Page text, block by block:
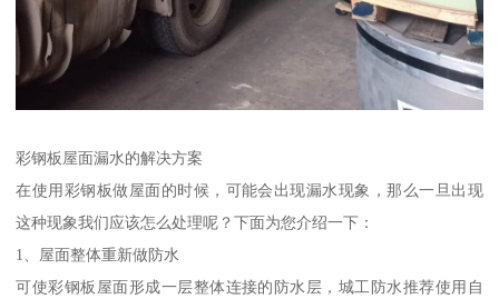
彩钢板屋面漏水的解决方案
在使用彩钢板做屋面的时候，可能会出现漏水现象，那么一旦出现
这种现象我们应该怎么处理呢？下面为您介绍一下：
1、屋面整体重新做防水
可使彩钢板屋面形成一层整体连接的防水层，城工防水推荐使用自